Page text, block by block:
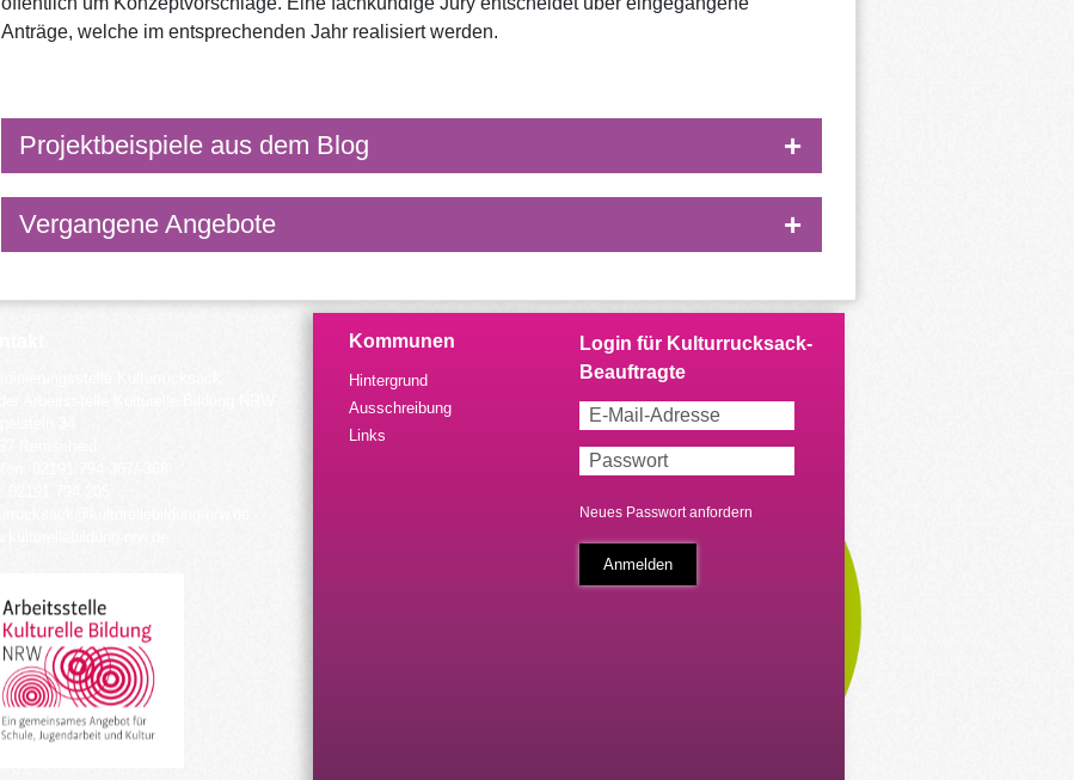
Anträge, welche im entsprechenden Jahr realisiert werden.
Projektbeispiele aus dem Blog
Vergangene Angebote
Kommunen
Hintergrund
Ausschreibung
Links
Neues Passwort anfordern